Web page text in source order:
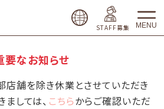
STAFF募集 MENU
要なお知らせ
舗を除き休業とさせていただき
しては、 こちらからご確認いただ